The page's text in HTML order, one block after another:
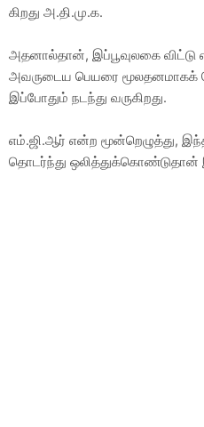
கிறது அ.தி.மு.க.
அதனால்தான், இப்பூவுலகை விட்டு
அவருடைய பெயரை மூலதனமாகக்
இப்போதும் நடந்து வருகிறது.
எம்.ஜி.ஆர் என்ற மூன்றெழுத்து,
தொடர்ந்து ஒலித்துக்கொண்டுதான்